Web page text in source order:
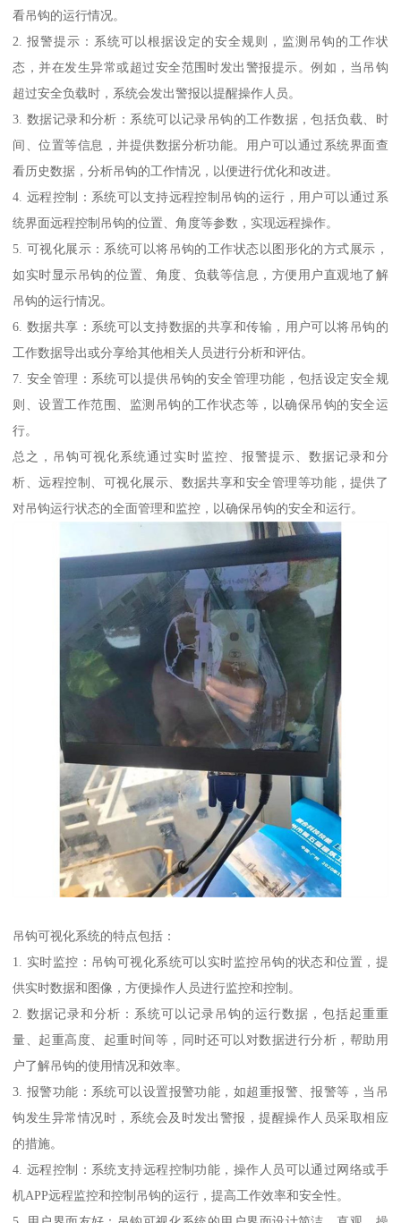
看吊钩的运行情况。
2. 报警提示：系统可以根据设定的安全规则，监测吊钩的工作状
态，并在发生异常或超过安全范围时发出警报提示。例如，当吊钩
超过安全负载时，系统会发出警报以提醒操作人员。
3. 数据记录和分析：系统可以记录吊钩的工作数据，包括负载、时
间、位置等信息，并提供数据分析功能。用户可以通过系统界面查
看历史数据，分析吊钩的工作情况，以便进行优化和改进。
4. 远程控制：系统可以支持远程控制吊钩的运行，用户可以通过系
统界面远程控制吊钩的位置、角度等参数，实现远程操作。
5. 可视化展示：系统可以将吊钩的工作状态以图形化的方式展示，
如实时显示吊钩的位置、角度、负载等信息，方便用户直观地了解
吊钩的运行情况。
6. 数据共享：系统可以支持数据的共享和传输，用户可以将吊钩的
工作数据导出或分享给其他相关人员进行分析和评估。
7. 安全管理：系统可以提供吊钩的安全管理功能，包括设定安全规
则、设置工作范围、监测吊钩的工作状态等，以确保吊钩的安全运
行。
总之，吊钩可视化系统通过实时监控、报警提示、数据记录和分
析、远程控制、可视化展示、数据共享和安全管理等功能，提供了
对吊钩运行状态的全面管理和监控，以确保吊钩的安全和运行。
吊钩可视化系统的特点包括：
1. 实时监控：吊钩可视化系统可以实时监控吊钩的状态和位置，提
供实时数据和图像，方便操作人员进行监控和控制。
2. 数据记录和分析：系统可以记录吊钩的运行数据，包括起重重
量、起重高度、起重时间等，同时还可以对数据进行分析，帮助用
户了解吊钩的使用情况和效率。
3. 报警功能：系统可以设置报警功能，如超重报警、报警等，当吊
钩发生异常情况时，系统会及时发出警报，提醒操作人员采取相应
的措施。
4. 远程控制：系统支持远程控制功能，操作人员可以通过网络或手
机APP远程监控和控制吊钩的运行，提高工作效率和安全性。